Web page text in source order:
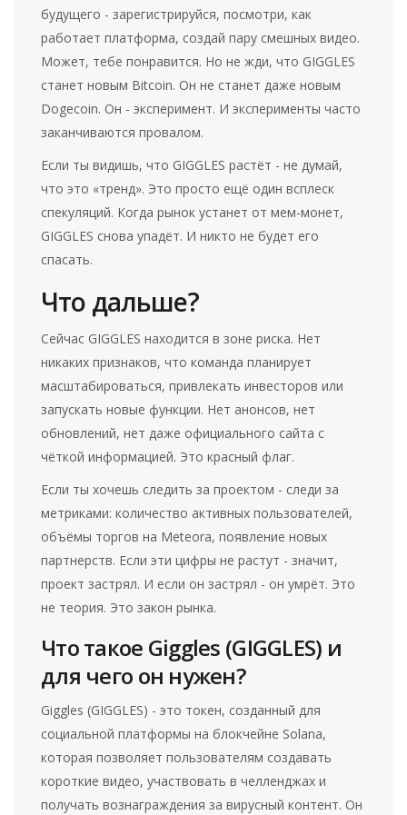
будущего - зарегистрируйся, посмотри, как
работает платформа, создай пару смешных видео.
Может, тебе понравится. Но не жди, что GIGGLES
станет новым Bitcoin. Он не станет даже новым
Dogecoin. Он - эксперимент. И эксперименты часто
заканчиваются провалом.
Если ты видишь, что GIGGLES растёт - не думай,
что это «тренд». Это просто ещё один всплеск
спекуляций. Когда рынок устанет от мем-монет,
GIGGLES снова упадёт. И никто не будет его
спасать.
Что дальше?
Сейчас GIGGLES находится в зоне риска. Нет
никаких признаков, что команда планирует
масштабироваться, привлекать инвесторов или
запускать новые функции. Нет анонсов, нет
обновлений, нет даже официального сайта с
чёткой информацией. Это красный флаг.
Если ты хочешь следить за проектом - следи за
метриками: количество активных пользователей,
объёмы торгов на Meteora, появление новых
партнерств. Если эти цифры не растут - значит,
проект застрял. И если он застрял - он умрёт. Это
не теория. Это закон рынка.
Что такое Giggles (GIGGLES) и
для чего он нужен?
Giggles (GIGGLES) - это токен, созданный для
социальной платформы на блокчейне Solana,
которая позволяет пользователям создавать
короткие видео, участвовать в челленджах и
получать вознаграждения за вирусный контент. Он